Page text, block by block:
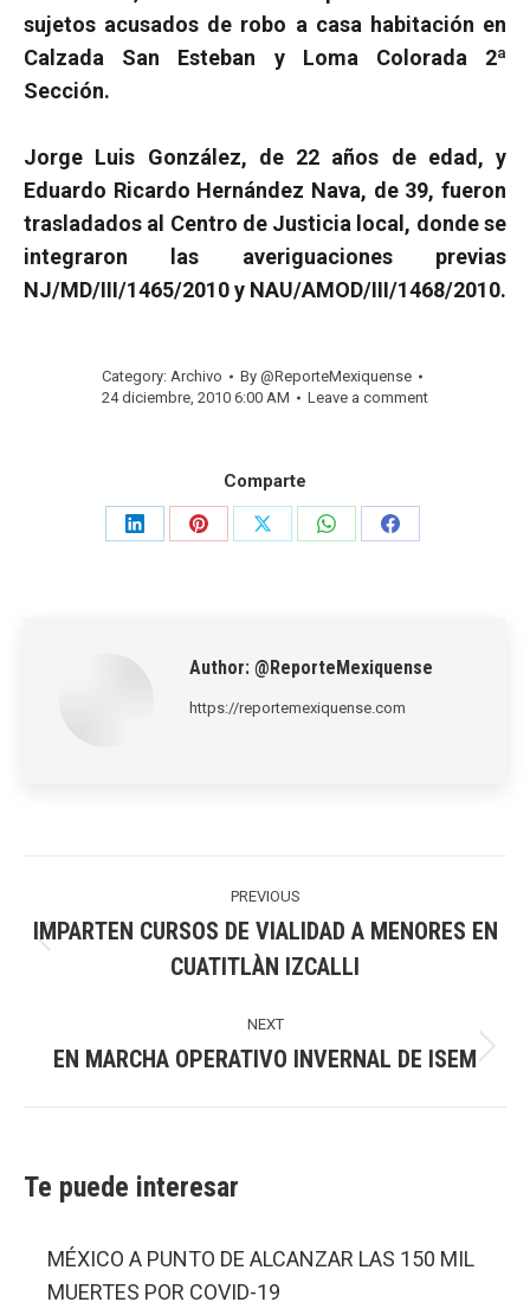
sujetos acusados de robo a casa habitación en
Calzada San Esteban y Loma Colorada 2ª
Sección.
Jorge Luis González, de 22 años de edad, y
Eduardo Ricardo Hernández Nava, de 39, fueron
trasladados al Centro de Justicia local, donde se
integraron las averiguaciones previas
NJ/MD/III/1465/2010 y NAU/AMOD/III/1468/2010.
Category: Archivo By @ReporteMexiquense
24 diciembre, 2010 6:00 AM
Leave a comment
Comparte
Share
Share
Share
Share
Share
Author: @ReporteMexiquense
https://reportemexiquense.com
PREVIOUS
post:
IMPARTEN CURSOS DE VIALIDAD A MENORES EN
CUATITLÀN IZCALLI
NEXT
Next
EN MARCHA OPERATIVO INVERNAL DE ISEM
Te puede interesar
MÉXICO A PUNTO DE ALCANZAR LAS 150 MIL
MUERTES POR COVID-19